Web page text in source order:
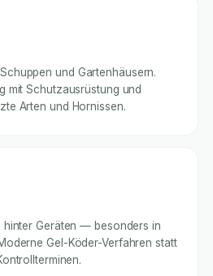
und Gartenhäusern.
mit Schutzausrüstung und
Arten und Hornissen.
hinter Geräten — besonders in
Gel-Köder-Verfahren statt